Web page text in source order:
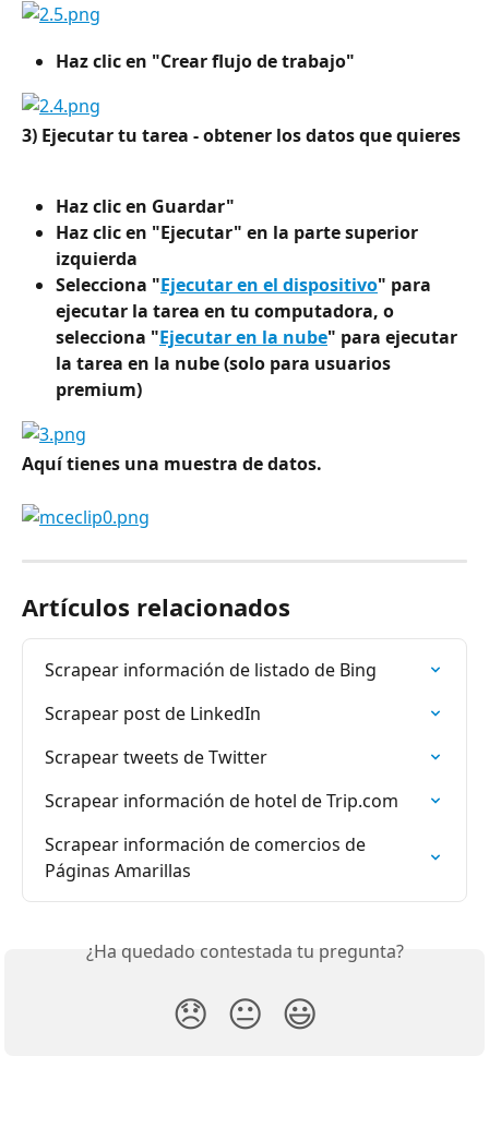
Haz clic en "Crear flujo de trabajo"
3) Ejecutar tu tarea - obtener los datos que quieres
Haz clic en Guardar"
Haz clic en "Ejecutar" en la parte superior
izquierda
Selecciona "Ejecutar en el dispositivo" para
ejecutar la tarea en tu computadora, o
selecciona "Ejecutar en la nube" para ejecutar
la tarea en la nube (solo para usuarios
premium)
Aquí tienes una muestra de datos.
Artículos relacionados
Scrapear información de listado de Bing
Scrapear post de LinkedIn
Scrapear tweets de Twitter
Scrapear información de hotel de Trip.com
Scrapear información de comercios de
Páginas Amarillas
¿Ha quedado contestada tu pregunta?
😞 😐 😃